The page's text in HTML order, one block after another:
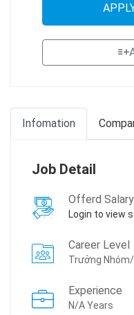
Infomation
Job Detail
Offerd
Login to view
Career Level
Trưởng
Experience
N/A Years